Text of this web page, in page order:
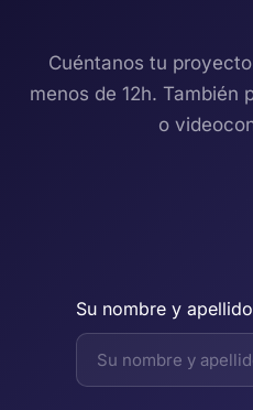
Cuéntanos tu
menos de 12h. También
o
Su nombre y